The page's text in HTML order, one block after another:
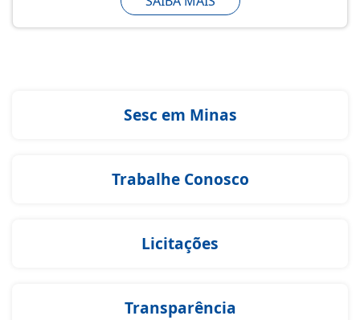
Sesc em Minas
Trabalhe Conosco
Licitações
Transparência